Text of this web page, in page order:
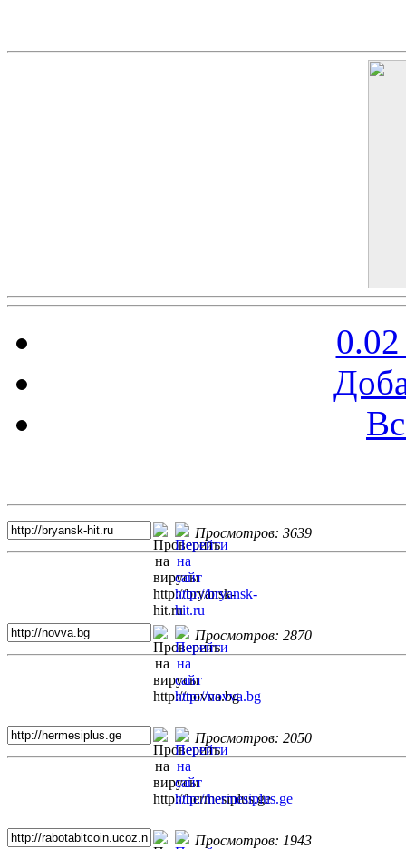
Просмотров: 3639
Просмотров: 2870
Просмотров: 2050
Просмотров: 1943